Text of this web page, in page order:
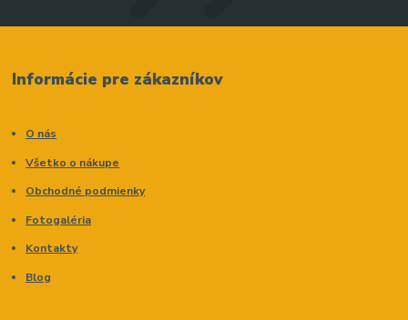
Informácie pre zákazníkov
O nás
Všetko o nákupe
Obchodné podmienky
Fotogaléria
Kontakty
Blog